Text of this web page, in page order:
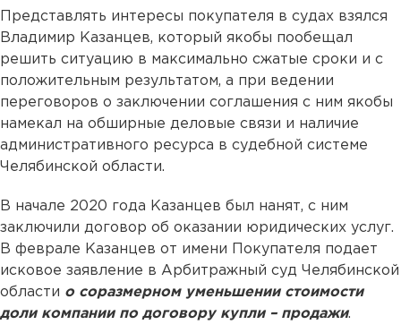
Представлять интересы покупателя в судах взялся
Владимир Казанцев, который якобы пообещал
решить ситуацию в максимально сжатые сроки и с
положительным результатом, а при ведении
переговоров о заключении соглашения с ним якобы
намекал на обширные деловые связи и наличие
административного ресурса в судебной системе
Челябинской области.
В начале 2020 года Казанцев был нанят, с ним
заключили договор об оказании юридических услуг.
В феврале Казанцев от имени Покупателя подает
исковое заявление в Арбитражный суд Челябинской
области о соразмерном уменьшении стоимости
доли компании по договору купли – продажи.